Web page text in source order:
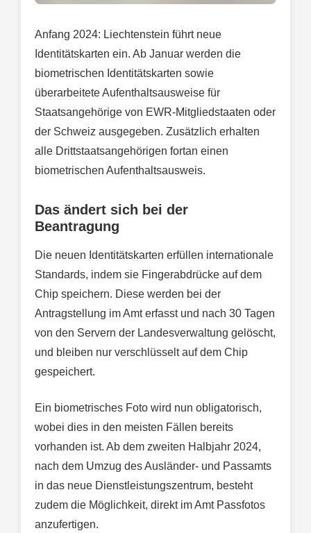
Anfang 2024: Liechtenstein führt neue
Identitätskarten ein. Ab Januar werden die
biometrischen Identitätskarten sowie
überarbeitete Aufenthaltsausweise für
Staatsangehörige von EWR-Mitgliedstaaten oder
der Schweiz ausgegeben. Zusätzlich erhalten
alle Drittstaatsangehörigen fortan einen
biometrischen Aufenthaltsausweis.
Das ändert sich bei der
Beantragung
Die neuen Identitätskarten erfüllen internationale
Standards, indem sie Fingerabdrücke auf dem
Chip speichern. Diese werden bei der
Antragstellung im Amt erfasst und nach 30 Tagen
von den Servern der Landesverwaltung gelöscht,
und bleiben nur verschlüsselt auf dem Chip
gespeichert.
Ein biometrisches Foto wird nun obligatorisch,
wobei dies in den meisten Fällen bereits
vorhanden ist. Ab dem zweiten Halbjahr 2024,
nach dem Umzug des Ausländer- und Passamts
in das neue Dienstleistungszentrum, besteht
zudem die Möglichkeit, direkt im Amt Passfotos
anzufertigen.